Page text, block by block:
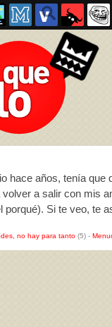
hace años, tenía
a salir con mis
porqué). Si te veo, te
no hay para tanto (5) -